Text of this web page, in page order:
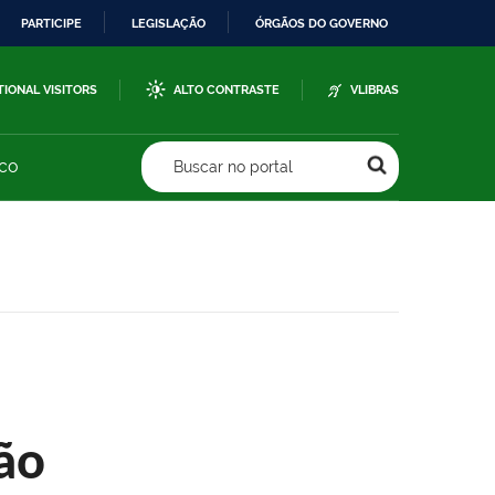
PARTICIPE LEGISLAÇÃO ÓRGÃOS DO GOVERNO
VISITORS ALTO CONTRASTE VLIBRAS
Buscar no portal